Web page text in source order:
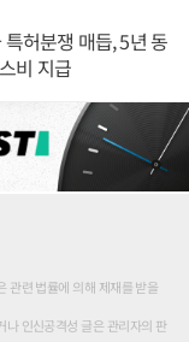
허분쟁 매듭, 5년 동
비 지급
관련 법률에 의해 제재를 받을
나 인신공격성 글은 관리자의 판